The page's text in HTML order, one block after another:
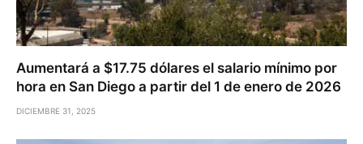
Aumentará a $17.75 dólares el salario mínimo por
hora en San Diego a partir del 1 de enero de 2026
DICIEMBRE 31, 2025